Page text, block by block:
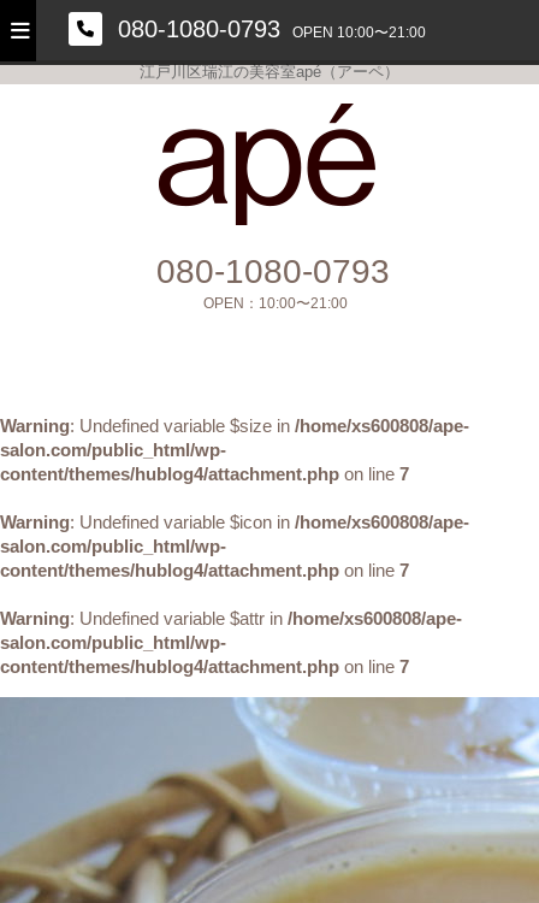
江戸川区瑞江の美容室apé（アーペ）
080-1080-0793
OPEN： 10:00〜21:00
080-1080-0793 OPEN 10:00〜21:00
Warning: Undefined variable $size in /home/xs600808/ape-
salon.com/public_html/wp-
content/themes/hublog4/attachment.php on line 7
Warning: Undefined variable $icon in /home/xs600808/ape-
salon.com/public_html/wp-
content/themes/hublog4/attachment.php on line 7
Warning: Undefined variable $attr in /home/xs600808/ape-
salon.com/public_html/wp-
content/themes/hublog4/attachment.php on line 7